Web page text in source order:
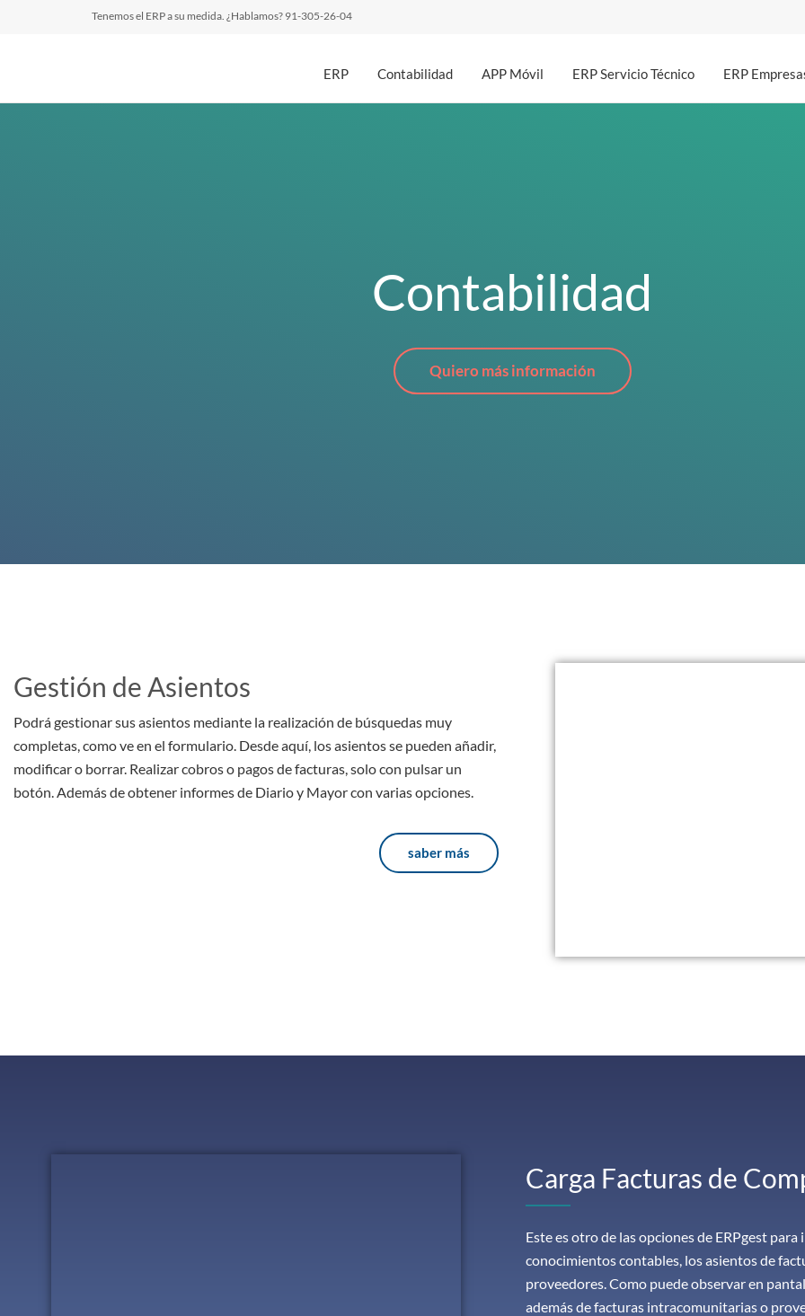
Tenemos el ERP a su medida. ¿Hablamos? 91-305-26-04
ERP Contabilidad APP Móvil ERP Servicio Técnico ERP
Contabilidad
Quiero más información
Gestión de Asientos
Podrá gestionar sus asientos mediante la realización de búsquedas muy
completas, como ve en el formulario. Desde aquí, los asientos se pueden añadir,
modificar o borrar. Realizar cobros o pagos de facturas, solo con pulsar un
botón. Además de obtener informes de Diario y Mayor con varias opciones.
saber más
Carga Facturas de
Este es otro de las opciones de ERPgest
conocimientos contables, los asientos de
proveedores. Como puede observar en
además de facturas intracomunitarias o